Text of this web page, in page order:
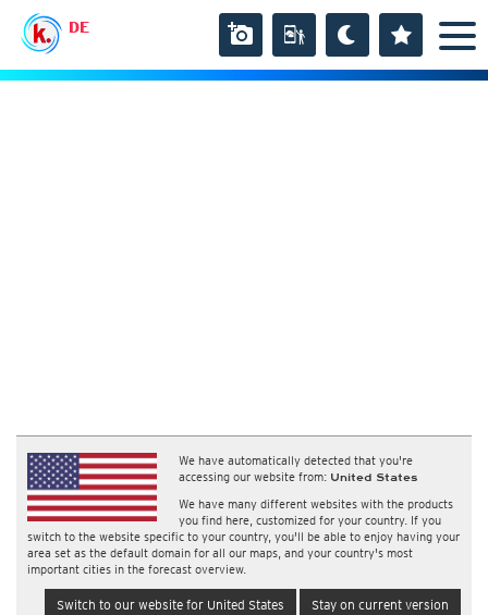
DE
We have automatically detected that you're
accessing our website from: United States
We have many different websites with the products
you find here, customized for your country. If you
switch to the website specific to your country, you'll be able to enjoy having your
area set as the default domain for all our maps, and your country's most
important cities in the forecast overview.
Switch to our website for United States Stay on current version